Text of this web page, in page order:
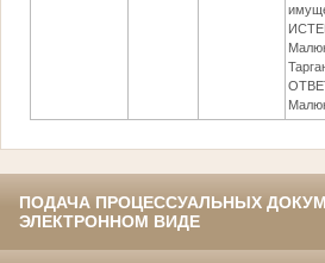
ПОДАЧА ПРОЦЕССУАЛЬНЫХ
ЭЛЕКТРОННОМ ВИДЕ